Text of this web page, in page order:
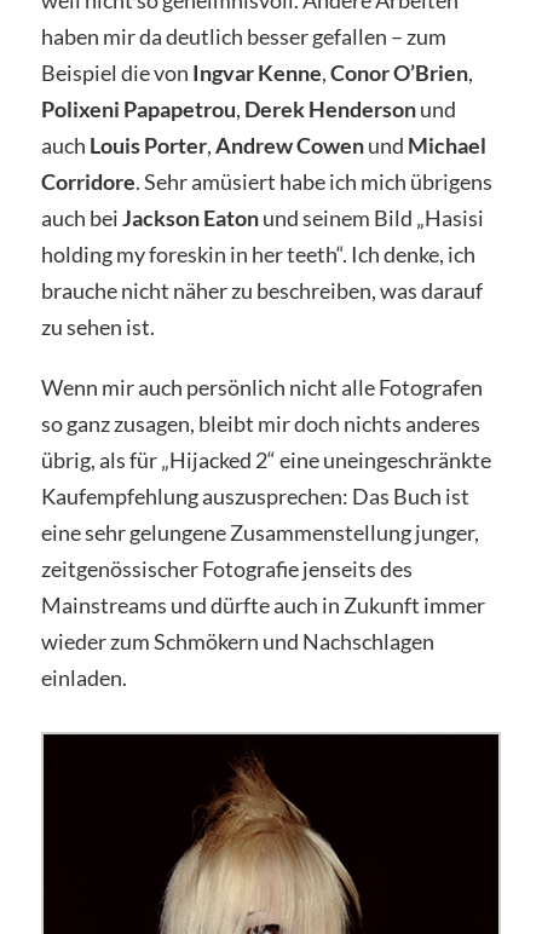
haben mir da deutlich besser gefallen – zum
Beispiel die von Ingvar Kenne,Conor O’Brien,
Polixeni Papapetrou, Derek Hendersonund
auch Louis Porter,Andrew Cowenund Michael
Corridore. Sehr amüsiert habe ich mich übrigens
auch beiJackson Eatonund seinem Bild „Hasisi
holding my foreskin in her teeth“. Ich denke, ich
brauche nicht näher zu beschreiben, was darauf
zu sehen ist.
Wenn mir auch persönlich nicht alle Fotografen
so ganz zusagen, bleibt mir doch nichts anderes
übrig, als für „Hijacked 2“ eine uneingeschränkte
Kaufempfehlung auszusprechen: Das Buch ist
eine sehr gelungene Zusammenstellung junger,
zeitgenössischer Fotografie jenseits des
Mainstreams und dürfte auch in Zukunft immer
wieder zum Schmökern und Nachschlagen
einladen.